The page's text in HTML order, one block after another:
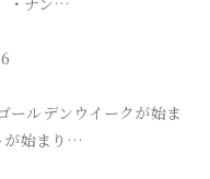
ールデンウイークが始ま
が始まり…